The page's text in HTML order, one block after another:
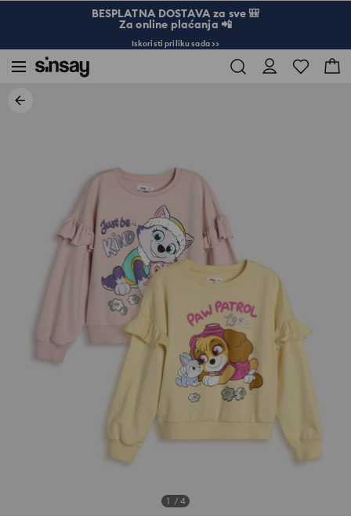
BESPLATNA DOSTAVA za sve 🎒
Za online plaćanja 📲
Iskoristi priliku sada >>
1 / 4